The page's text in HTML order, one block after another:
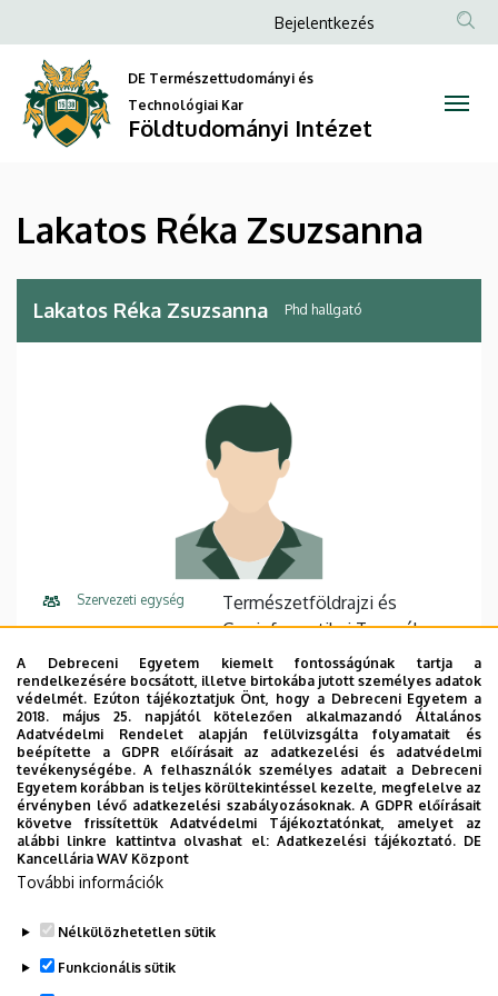
Réka
Zsuzsanna
Földtudományi
Intézet
a
tartalomra
Anonim
fiók
menüje
Bejelentkezés
DE Természettudományi és
Technológiai Kar
Földtudományi Intézet
Lakatos Réka Zsuzsanna
Lakatos Réka Zsuzsanna Phd hallgató
Szervezeti egység
Természetföldrajzi és
Geoinformatikai Tanszék
Központi telefonszám +36 52 512 900 22325
E-mail cím r.lakatos98@gmail.com
Cím
4032 Debrecen, Egyetem tér
1.
Épület
Matematikai és
A Debreceni Egyetem kiemelt fontosságúnak tartja a
rendelkezésére bocsátott, illetve birtokába jutott személyes adatok
védelmét. Ezúton tájékoztatjuk Önt, hogy a Debreceni Egyetem a
2018. május 25. napjától kötelezően alkalmazandó Általános
Adatvédelmi Rendelet alapján felülvizsgálta folyamatait és
beépítette a GDPR előírásait az adatkezelési és adatvédelmi
tevékenységébe. A felhasználók személyes adatait a Debreceni
Egyetem korábban is teljes körültekintéssel kezelte, megfelelve az
érvényben lévő adatkezelési szabályozásoknak. A GDPR előírásait
követve frissítettük Adatvédelmi Tájékoztatónkat, amelyet az
alábbi linkre kattintva olvashat el:Adatkezelési tájékoztató. DE
Kancellária WAV Központ
További információk
Nélkülözhetetlen sütik
Funkcionális sütik